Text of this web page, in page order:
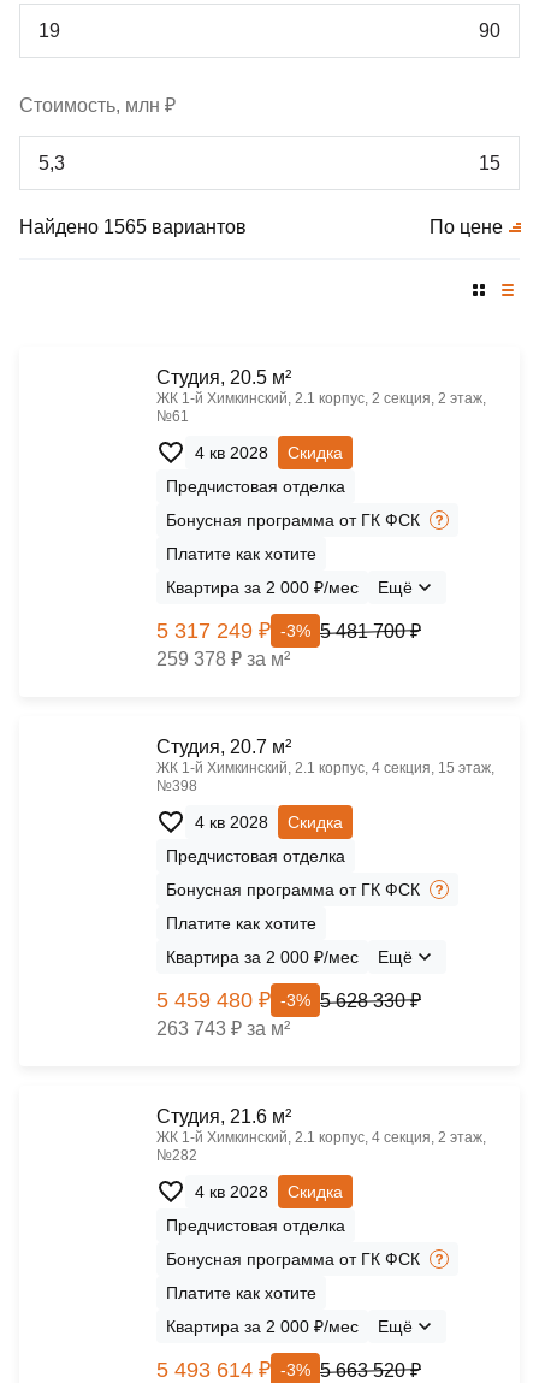
Стоимость, млн ₽
Найдено 1565 вариантов По цене
Cтудия, 20.5 м²
ЖК 1‑й Химкинский, 2.1 корпус, 2 секция, 2 этаж,
№61
4 кв 2028
Скидка
Предчистовая отделка
Бонусная программа от ГК ФСК
Платите как хотите
Квартира за 2 000 ₽/мес
Ещё
5 317 249 ₽ -3% 5 481 700 ₽
259 378 ₽ за м²
Cтудия, 20.7 м²
ЖК 1‑й Химкинский, 2.1 корпус, 4 секция, 15 этаж,
№398
4 кв 2028
Скидка
Предчистовая отделка
Бонусная программа от ГК ФСК
Платите как хотите
Квартира за 2 000 ₽/мес
Ещё
5 459 480 ₽ -3% 5 628 330 ₽
263 743 ₽ за м²
Cтудия, 21.6 м²
ЖК 1‑й Химкинский, 2.1 корпус, 4 секция, 2 этаж,
№282
4 кв 2028
Скидка
Предчистовая отделка
Бонусная программа от ГК ФСК
Платите как хотите
Квартира за 2 000 ₽/мес
Ещё
5 493 614 ₽ -3% 5 663 520 ₽